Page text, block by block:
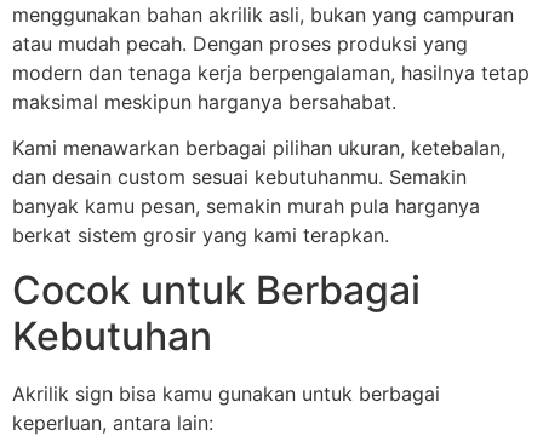
menggunakan bahan akrilik asli, bukan yang campuran
atau mudah pecah. Dengan proses produksi yang
modern dan tenaga kerja berpengalaman, hasilnya tetap
maksimal meskipun harganya bersahabat.
Kami menawarkan berbagai pilihan ukuran, ketebalan,
dan desain custom sesuai kebutuhanmu. Semakin
banyak kamu pesan, semakin murah pula harganya
berkat sistem grosir yang kami terapkan.
Cocok untuk Berbagai
Kebutuhan
Akrilik sign bisa kamu gunakan untuk berbagai
keperluan, antara lain: